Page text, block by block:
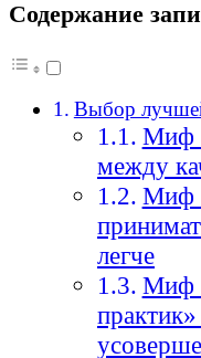
Содержание
Выбор
Миф
между
Миф
легче
Миф